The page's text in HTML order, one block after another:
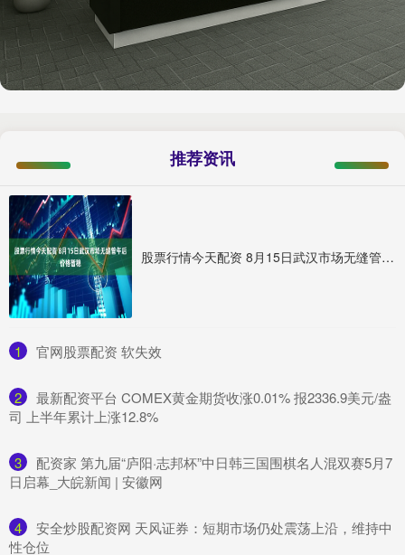
推荐资讯
股票行情今天配资 8月15日武汉市场无缝管午后价格暂稳
1 ​官网股票配资 软失效
2
​最新配资平台 COMEX黄金期货收涨0.01% 报2336.9美元/盎
司 上半年累计上涨12.8%
3
​配资家 第九届“庐阳·志邦杯”中日韩三国围棋名人混双赛5月7
日启幕_大皖新闻 | 安徽网
4
​安全炒股配资网 天风证券：短期市场仍处震荡上沿，维持中
性仓位